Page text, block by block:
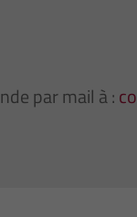
par mail à :